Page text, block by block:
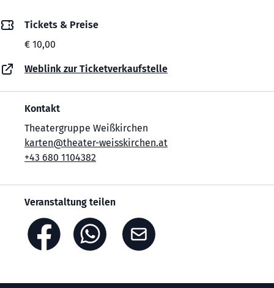
Tickets & Preise
€ 10,00
Weblink zur Ticketverkaufstelle
Kontakt
Theatergruppe Weißkirchen
karten@theater-weisskirchen.at
+43 680 1104382
Veranstaltung teilen